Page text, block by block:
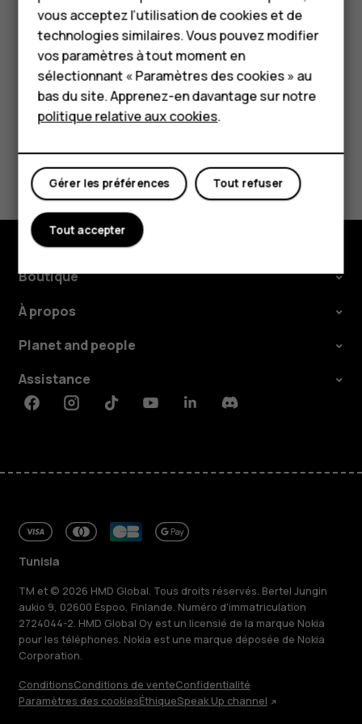
Pour les entreprises
Tablettes
Boutique
Mon compte
Pour saisir un numéro, appuyez sur une touche
numérique et utilisez la touche de défilement pour
sélectionner le numéro.
Avez-vous trouvé cela utile?
Oui Non
Boutique
À propos
Planet and people
Assistance
FacebookInstagramTiktokYoutubeLinkedinDiscord
Tunisia
TM et © 2026 HMD Global. Tous droits réservés. Bertel Jungin
aukio 9, 02600 Espoo, Finlande. Numéro d'immatriculation
2724044-2. HMD Global Oy est un licensié de la marque Nokia
pour les téléphones. Nokia est une marque déposée de Nokia
Corporation.
ConditionsConditions de venteConfidentialité
Paramètres des cookiesÉthiqueSpeak Up channel
vous acceptez l’utilisation de cookies et de
technologies similaires. Vous pouvez modifier
vos paramètres à tout moment en
sélectionnant « Paramètres des cookies » au
bas du site. Apprenez-en davantage sur notre
politique relative aux cookies.
Tout refuser
Gérer les préférences
Tout accepter